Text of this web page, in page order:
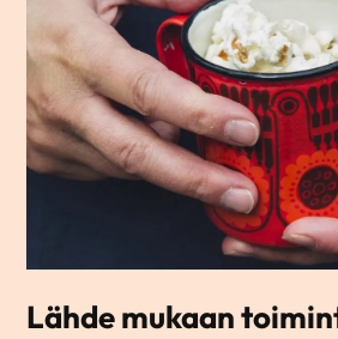
Lähde mukaan